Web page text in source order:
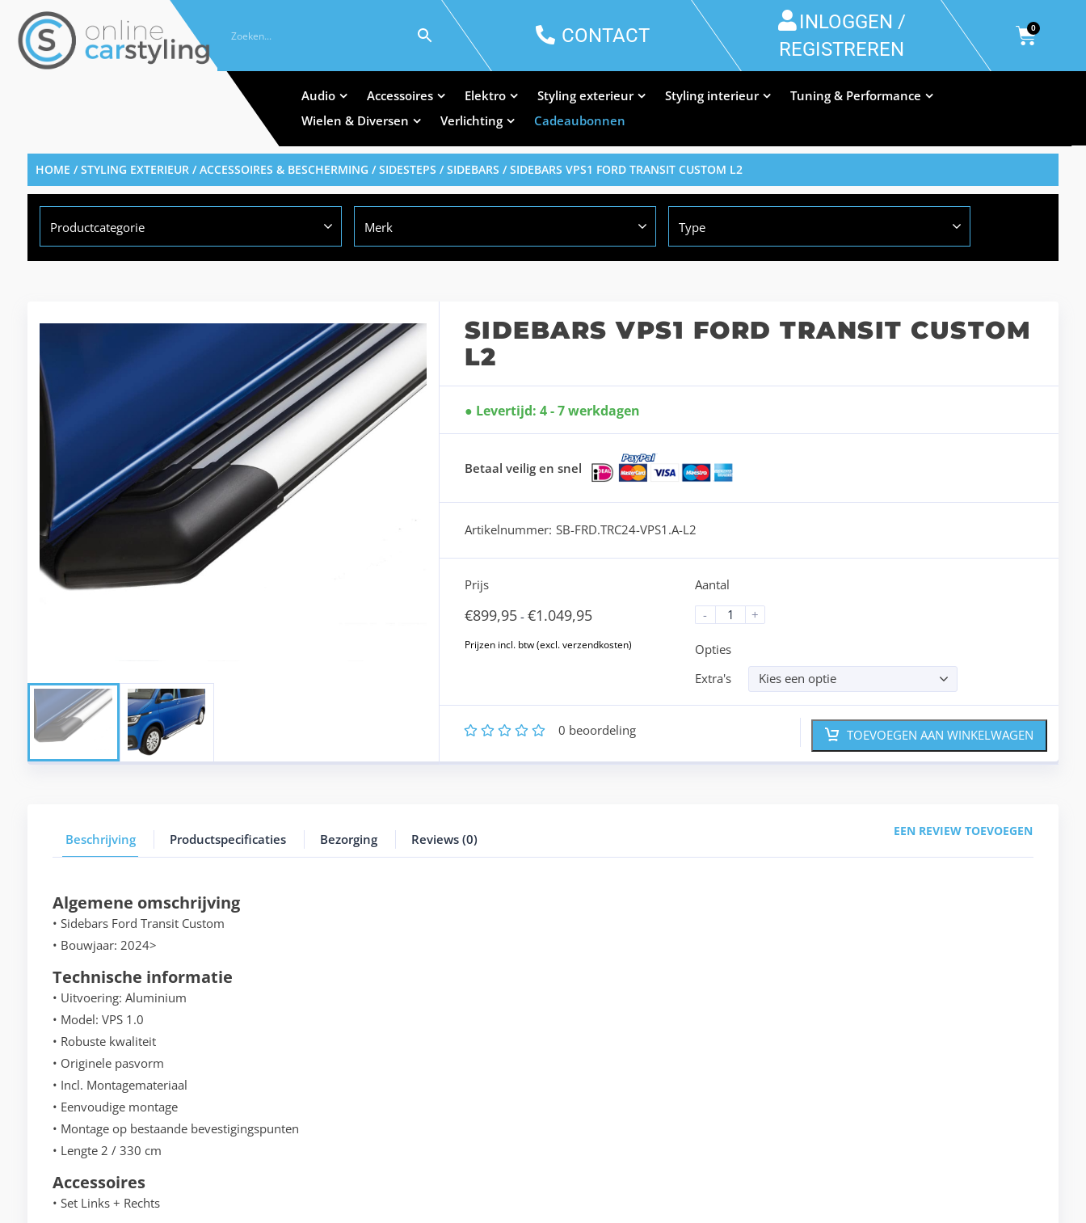
CONTACT
INLOGGEN /
REGISTREREN
0
Audio Accessoires Elektro Styling exterieur Styling interieur
Tuning & Performance
Wielen & Diversen
Verlichting Cadeaubonnen
HOME /STYLING EXTERIEUR/ACCESSOIRES & BESCHERMING /SIDESTEPS / SIDEBARS / SIDEBARS VPS1 FORD TRANSIT CUSTOM L2
Productcategorie Merk Type
SIDEBARS VPS1 FORD TRANSIT CUSTOM
L2
Levertijd: 4 - 7 werkdagen
Betaal veilig en snel
Artikelnummer: SB-FRD.TRC24-VPS1.A-L2
Prijs
€899,95 - €1.049,95
Aantal
-
+
Opties
Extra's
Kies een optie
5
4
3
2 0 beoordeling TOEVOEGEN AAN WINKELWAGEN
Beschrijving Productspecificaties Bezorging Reviews (0)
EEN REVIEW TOEVOEGEN
Algemene omschrijving
• Sidebars Ford Transit Custom
• Bouwjaar: 2024>
Technische informatie
• Uitvoering: Aluminium
• Model: VPS 1.0
• Robuste kwaliteit
• Originele pasvorm
• Incl. Montagemateriaal
• Eenvoudige montage
• Montage op bestaande bevestigingspunten
• Lengte 2 / 330 cm
Accessoires
• Set Links + Rechts